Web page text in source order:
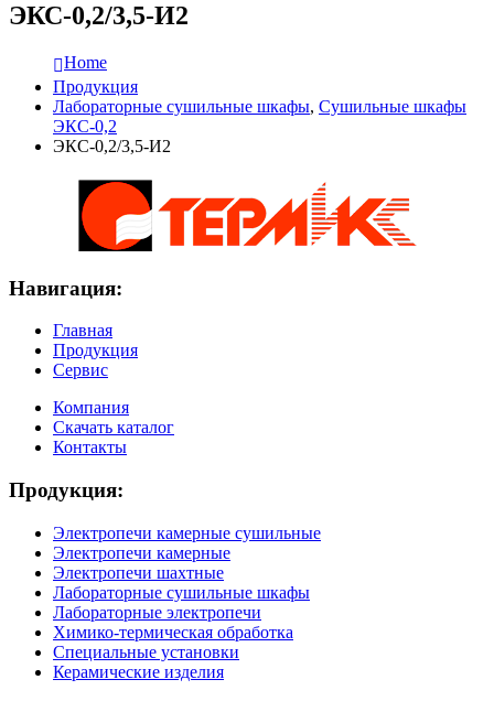
ЭКС-0,2/3,5-И2
Home
Продукция
Лабораторные сушильные шкафы, Сушильные шкафы
ЭКС-0,2
ЭКС-0,2/3,5-И2
Навигация:
Главная
Продукция
Сервис
Компания
Скачать каталог
Контакты
Продукция:
Электропечи камерные сушильные
Электропечи камерные
Электропечи шахтные
Лабораторные сушильные шкафы
Лабораторные электропечи
Химико-термическая обработка
Специальные установки
Керамические изделия